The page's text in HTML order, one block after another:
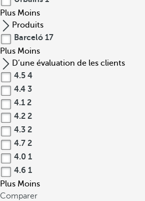
Plus Moins
Produits
Barceló 17
Plus Moins
D’une évaluation de les clients
4.5 4
4.4 3
4.1 2
4.2 2
4.3 2
4.7 2
4.0 1
4.6 1
Plus Moins
Comparer